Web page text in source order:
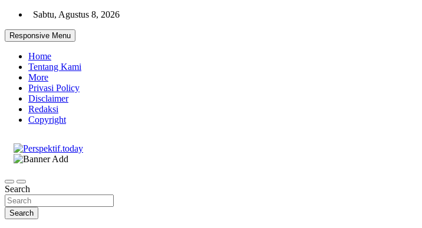
Skip
content
Sabtu, Agustus 8, 2026
Responsive Menu
Home
Tentang Kami
More
Privasi Policy
Disclaimer
Redaksi
Copyright
Search
Search